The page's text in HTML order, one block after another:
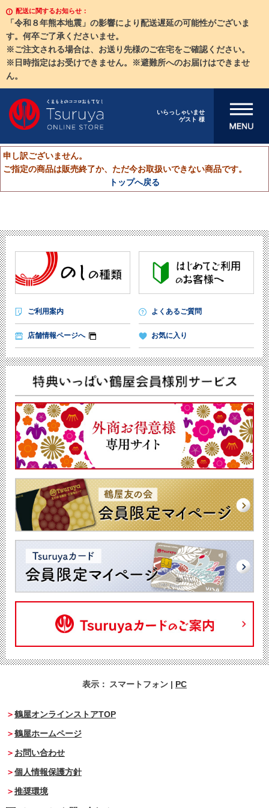
配送に関するお知らせ：
「令和８年熊本地震」の影響により配送遅延の可能性がございま
す。何卒ご了承くださいませ。
※ご注文される場合は、お送り先様のご在宅をご確認ください。
※日時指定はお受けできません。※避難所へのお届けはできませ
ん。
いらっしゃいませ
ゲスト 様
メニューを開
申し訳ございません。
ご指定の商品は販売終了か、ただ今お取扱いできない商品です。
トップへ戻る
ご利用案内 よくあるご質問
店舗情報ページへ お気に入り
表示： スマートフォン | PC
鶴屋オンラインストアTOP
鶴屋ホームページ
お問い合わせ
個人情報保護方針
推奨環境